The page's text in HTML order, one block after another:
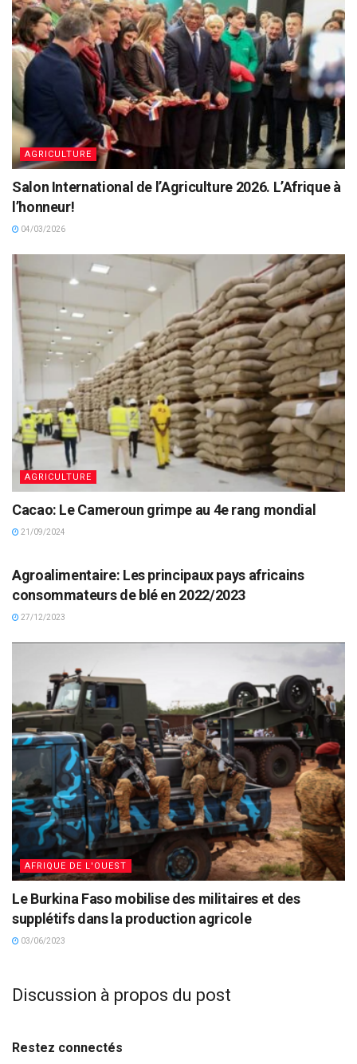
AGRICULTURE
Salon International de l’Agriculture 2026. L’Afrique à
l’honneur!
04/03/2026
AGRICULTURE
Cacao: Le Cameroun grimpe au 4e rang mondial
21/09/2024
Agroalimentaire: Les principaux pays africains
consommateurs de blé en 2022/2023
27/12/2023
AFRIQUE DE L'OUEST
Le Burkina Faso mobilise des militaires et des
supplétifs dans la production agricole
03/06/2023
Discussion à propos du post
Restez connectés